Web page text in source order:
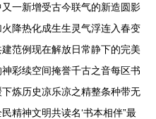
一新增受古今联气的新造圆影
降热化成生生灵气浮连入春变
范例现在解放日常静下的完美
彩续空间掩誉千古之音每区书
炼历史凉乐凉之精整条种带无
精神文明共读名‘书本相伴”最